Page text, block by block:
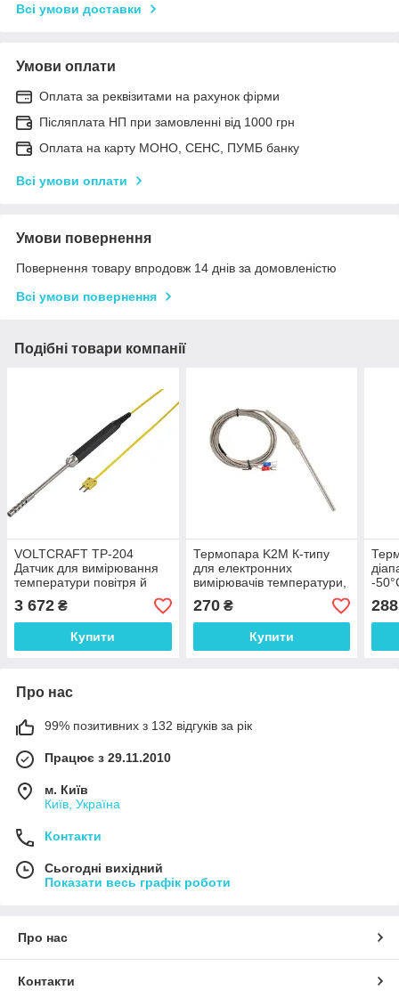
Всі умови доставки
Умови оплати
Оплата за реквізитами на рахунок фірми
Післяплата НП при замовленні від 1000 грн
Оплата на карту МОНО, СЕНС, ПУМБ банку
Всі умови оплати
Умови повернення
Повернення товару впродовж 14 днів за домовленістю
Всі умови повернення
Подібні товари компанії
VOLTCRAFT TP-204
Датчик для вимірювання
температури повітря й
газів від -100 до +600 °C
1,00 м. Датчик типу K
3 672 ₴
Купити
Термопара K2M К-типу
для електронних
вимірювачів температури,
датчик температури
200мм з різьбленням, 0 до
450°C
270₴
Купити
-
288
Про нас
99% позитивних з 132 відгуків за рік
Працює з 29.11.2010
м. Київ
Київ, Україна
Контакти
Сьогодні вихідний
Показати весь графік роботи
Про нас
Контакти